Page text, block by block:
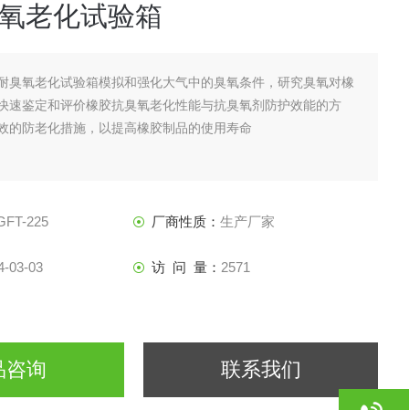
老化试验箱
臭氧老化试验箱模拟和强化大气中的臭氧条件，研究臭氧对橡
速鉴定和评价橡胶抗臭氧老化性能与抗臭氧剂防护效能的方
的防老化措施，以提高橡胶制品的使用寿命
225 厂商性质：生产厂家
03-03 访 问 量： 2571
咨询 联系我们